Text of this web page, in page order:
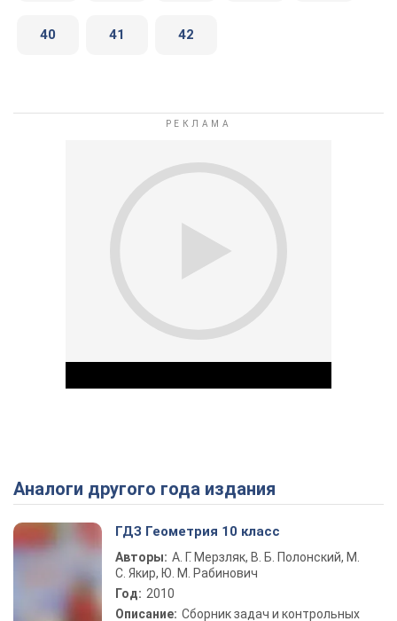
40 41 42
Play Video
Аналоги другого года издания
ГДЗ Геометрия 10 класс
Авторы: А. Г. Мерзляк, В. Б. Полонский, М.
С. Якир, Ю. М. Рабинович
Год: 2010
Описание: Сборник задач и контрольных